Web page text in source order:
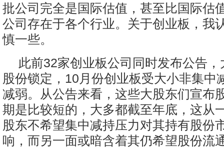
批公司完全是国际估值，甚至比国际估
公司存在于各个行业。关于创业板，我
慎一些。
此前32家创业板公司同时发布公告
股份锁定，10月份创业板受大小非集中
减弱。从公告来看，这些大股东们宣布
期是比较短的，大多都截至年底，这从
股东不希望集中减持压力对其持有股份
响，而另一面或暗含着其仍希望股份流